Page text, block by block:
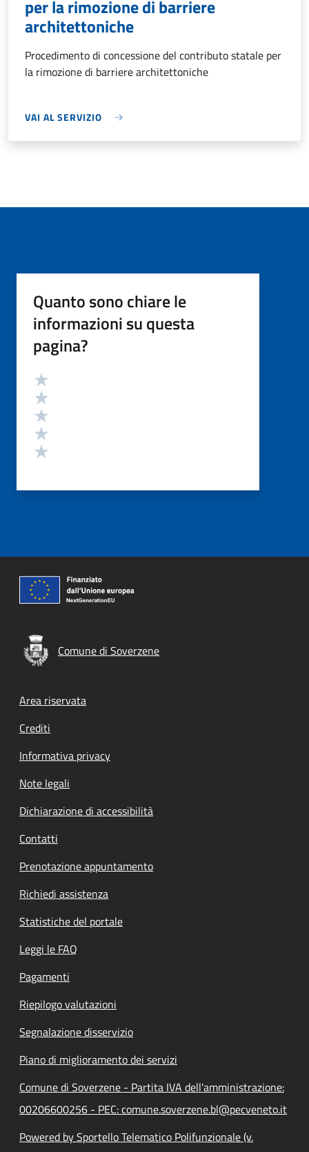
per la rimozione di barriere
architettoniche
Procedimento di concessione del contributo statale per
la rimozione di barriere architettoniche
VAI AL SERVIZIO
Quanto sono chiare le
informazioni su questa
pagina?
Valutazione
Comune di Soverzene
Footer menu
Area riservata
Crediti
Informativa privacy
Note legali
Dichiarazione di accessibilità
Contatti
Prenotazione appuntamento
Richiedi assistenza
Statistiche del portale
Leggi le FAQ
Pagamenti
Riepilogo valutazioni
Segnalazione disservizio
Piano di miglioramento dei servizi
Comune di Soverzene - Partita IVA dell'amministrazione:
00206600256 - PEC: comune.soverzene.bl@pecveneto.it
Powered by Sportello Telematico Polifunzionale (v.